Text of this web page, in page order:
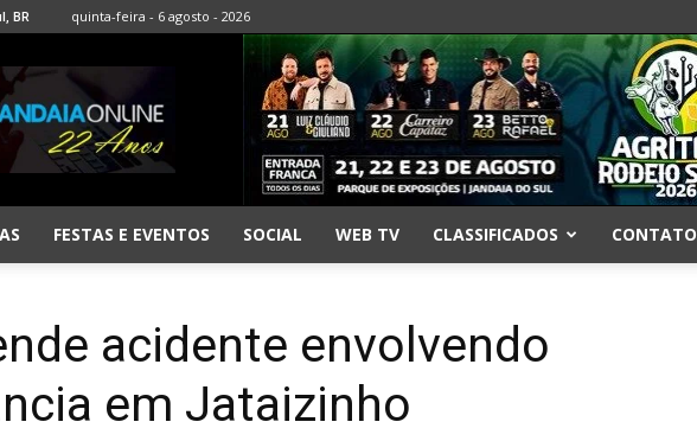
BR quinta-feira - 6 agosto - 2026
FESTAS E EVENTOS SOCIAL WEB TV CLASSIFICADOS CONTATO
acidente envolvendo
em Jataizinho